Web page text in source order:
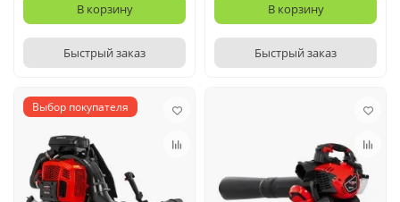
В корзину
Быстрый заказ
В корзину
Быстрый заказ
Выбор покупателя